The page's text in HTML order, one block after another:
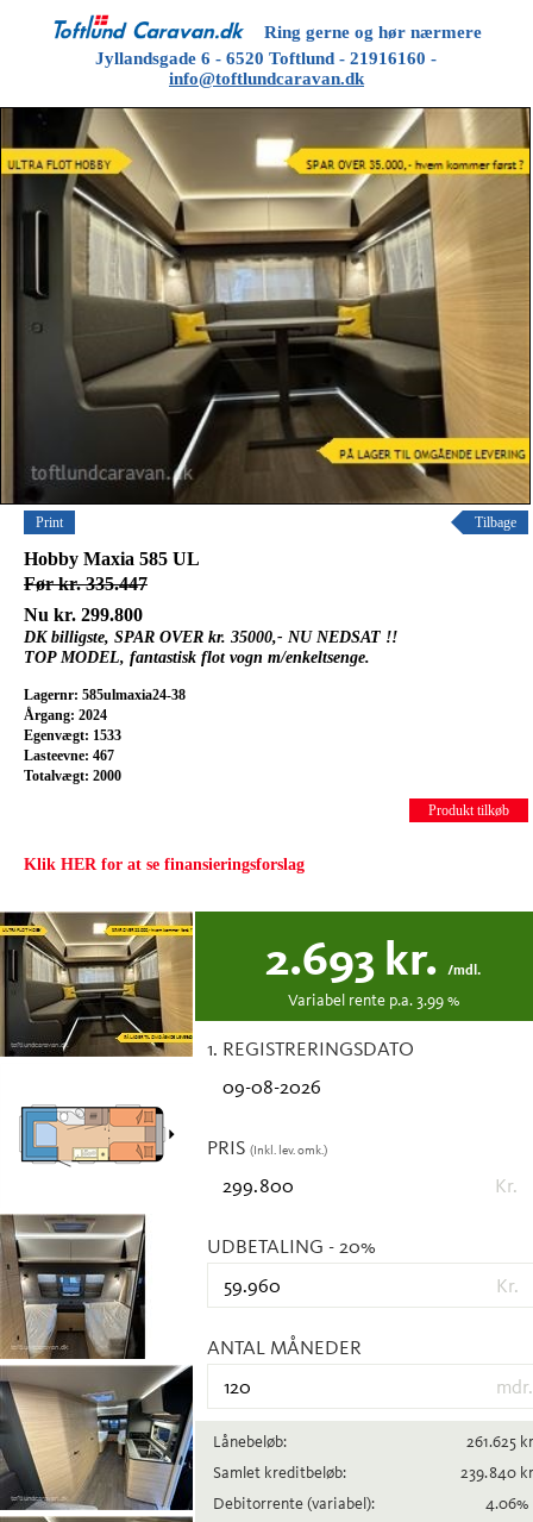
Ring gerne og hør nærmere
Jyllandsgade 6 - 6520 Toftlund - 21916160 -
info@toftlundcaravan.dk
Hobby Maxia 585 UL
Før kr. 335.447
Nu kr. 299.800
DK billigste, SPAR OVER kr. 35000,- NU NEDSAT !!
TOP MODEL, fantastisk flot vogn m/enkeltsenge.
Lagernr: 585ulmaxia24-38
Årgang: 2024
Egenvægt: 1533
Lasteevne: 467
Totalvægt: 2000
Produkt tilkøb
Klik HER for at se finansieringsforslag
Tilbage
Print
2.693 kr. /mdl.
Variabel rente p.a.3.99%
1. REGISTRERINGSDATO
PRIS (Inkl. lev. omk.)
Kr.
UDBETALING - 20%
Kr.
ANTAL MÅNEDER
mdr.
Lånebeløb: 261.625
Samlet kreditbeløb:
239.840
Debitorrente(variabel): 4.06%